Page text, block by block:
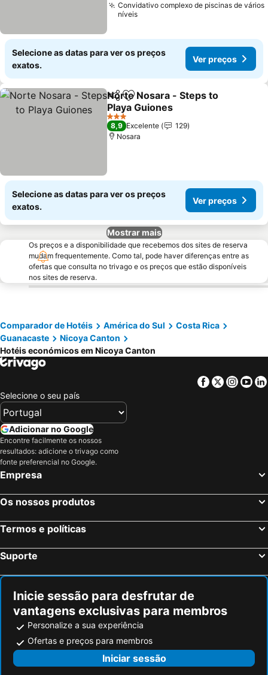
Convidativo complexo de piscinas de vários
níveis
Selecione as datas para ver os preços
exatos.
Ver preços
PartilharAdicionar aos favoritos
Norte Nosara - Steps to
Playa Guiones
Ver preços
3 Estrelas
8,9 Excelente
129
Nosara
Selecione as datas para ver os preços
exatos.
Ver preços
Mostrar mais
Os preços e a disponibilidade que recebemos dos sites de reserva
mudam frequentemente. Como tal, pode haver diferenças entre as
ofertas que consulta no trivago e os preços que estão disponíveis
nos sites de reserva.
Comparador de Hotéis América do Sul
Costa Rica
Guanacaste
Nicoya Canton
Hotéis económicos em Nicoya Canton
Facebook
Twitter
Selecione o seu país
Adicionar no Google
Encontre facilmente os nossos
resultados: adicione o trivago como
fonte preferencial no Google.
Empresa
Os nossos produtos
Termos e políticas
Suporte
Inicie sessão para desfrutar de
vantagens exclusivas para membros
Personalize a sua experiência
Ofertas e preços para membros
Iniciar sessão